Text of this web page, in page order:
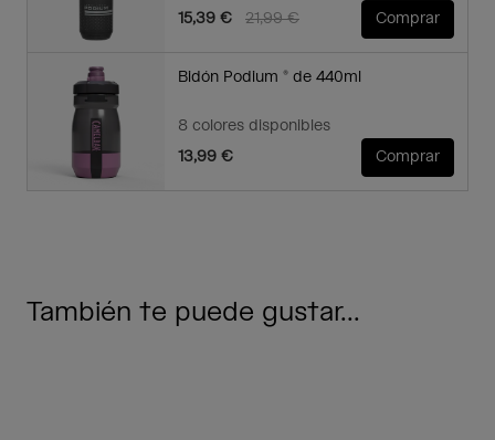
Price reduced from
21,99 €to
15,39 € Comprar
Bidón Podium ® de 440ml
8 colores disponibles
13,99 €
Comprar
También te puede gustar...